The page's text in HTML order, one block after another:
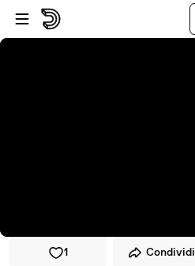
Vai al lettore
Passa al contenuto principale
1 Condividi